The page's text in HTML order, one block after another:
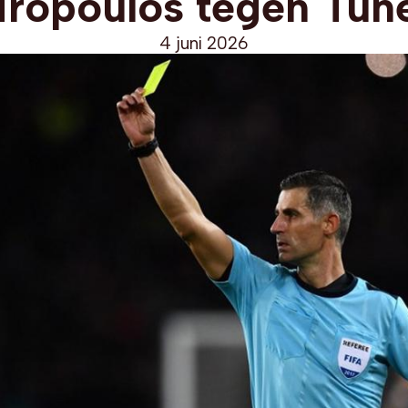
4 juni 2026